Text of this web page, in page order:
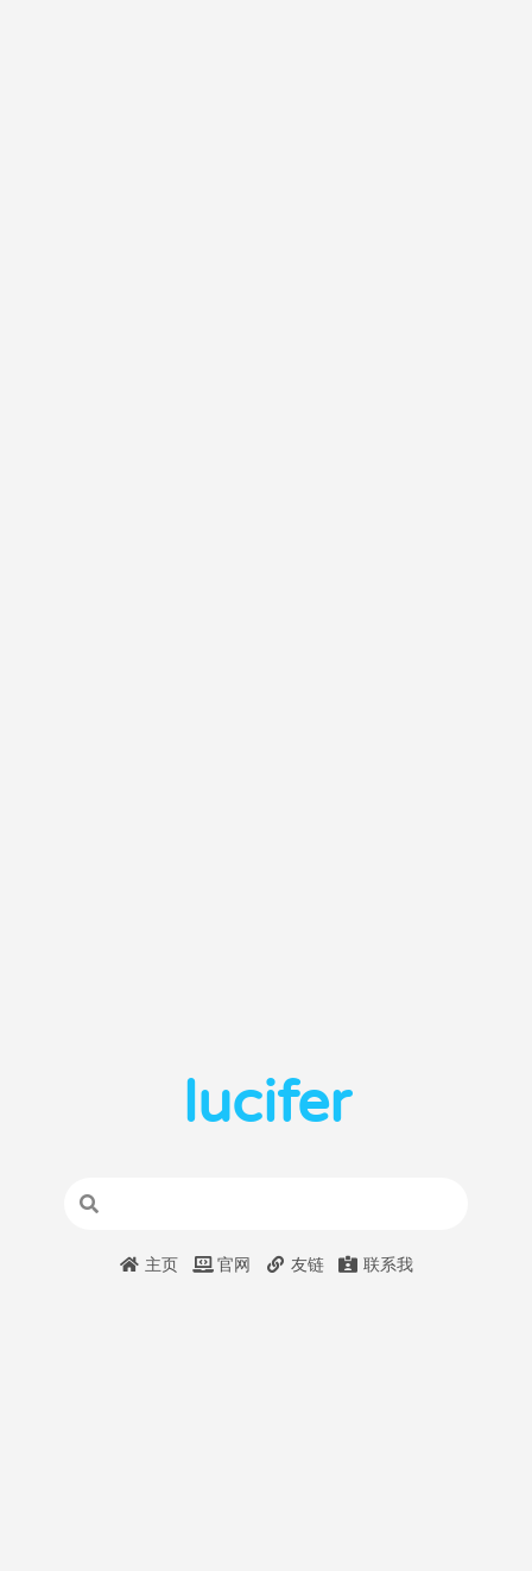
lucifer
主页 官网 友链 联系我